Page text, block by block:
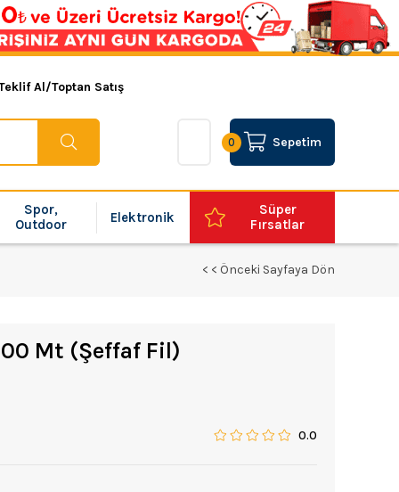
Al/Toptan Satış
Sepetim
0
Spor,
Outdoor
Elektronik
Süper
Fırsatlar
< < Önceki Sayfaya Dön
Mt (Şeffaf Fil)
0.0